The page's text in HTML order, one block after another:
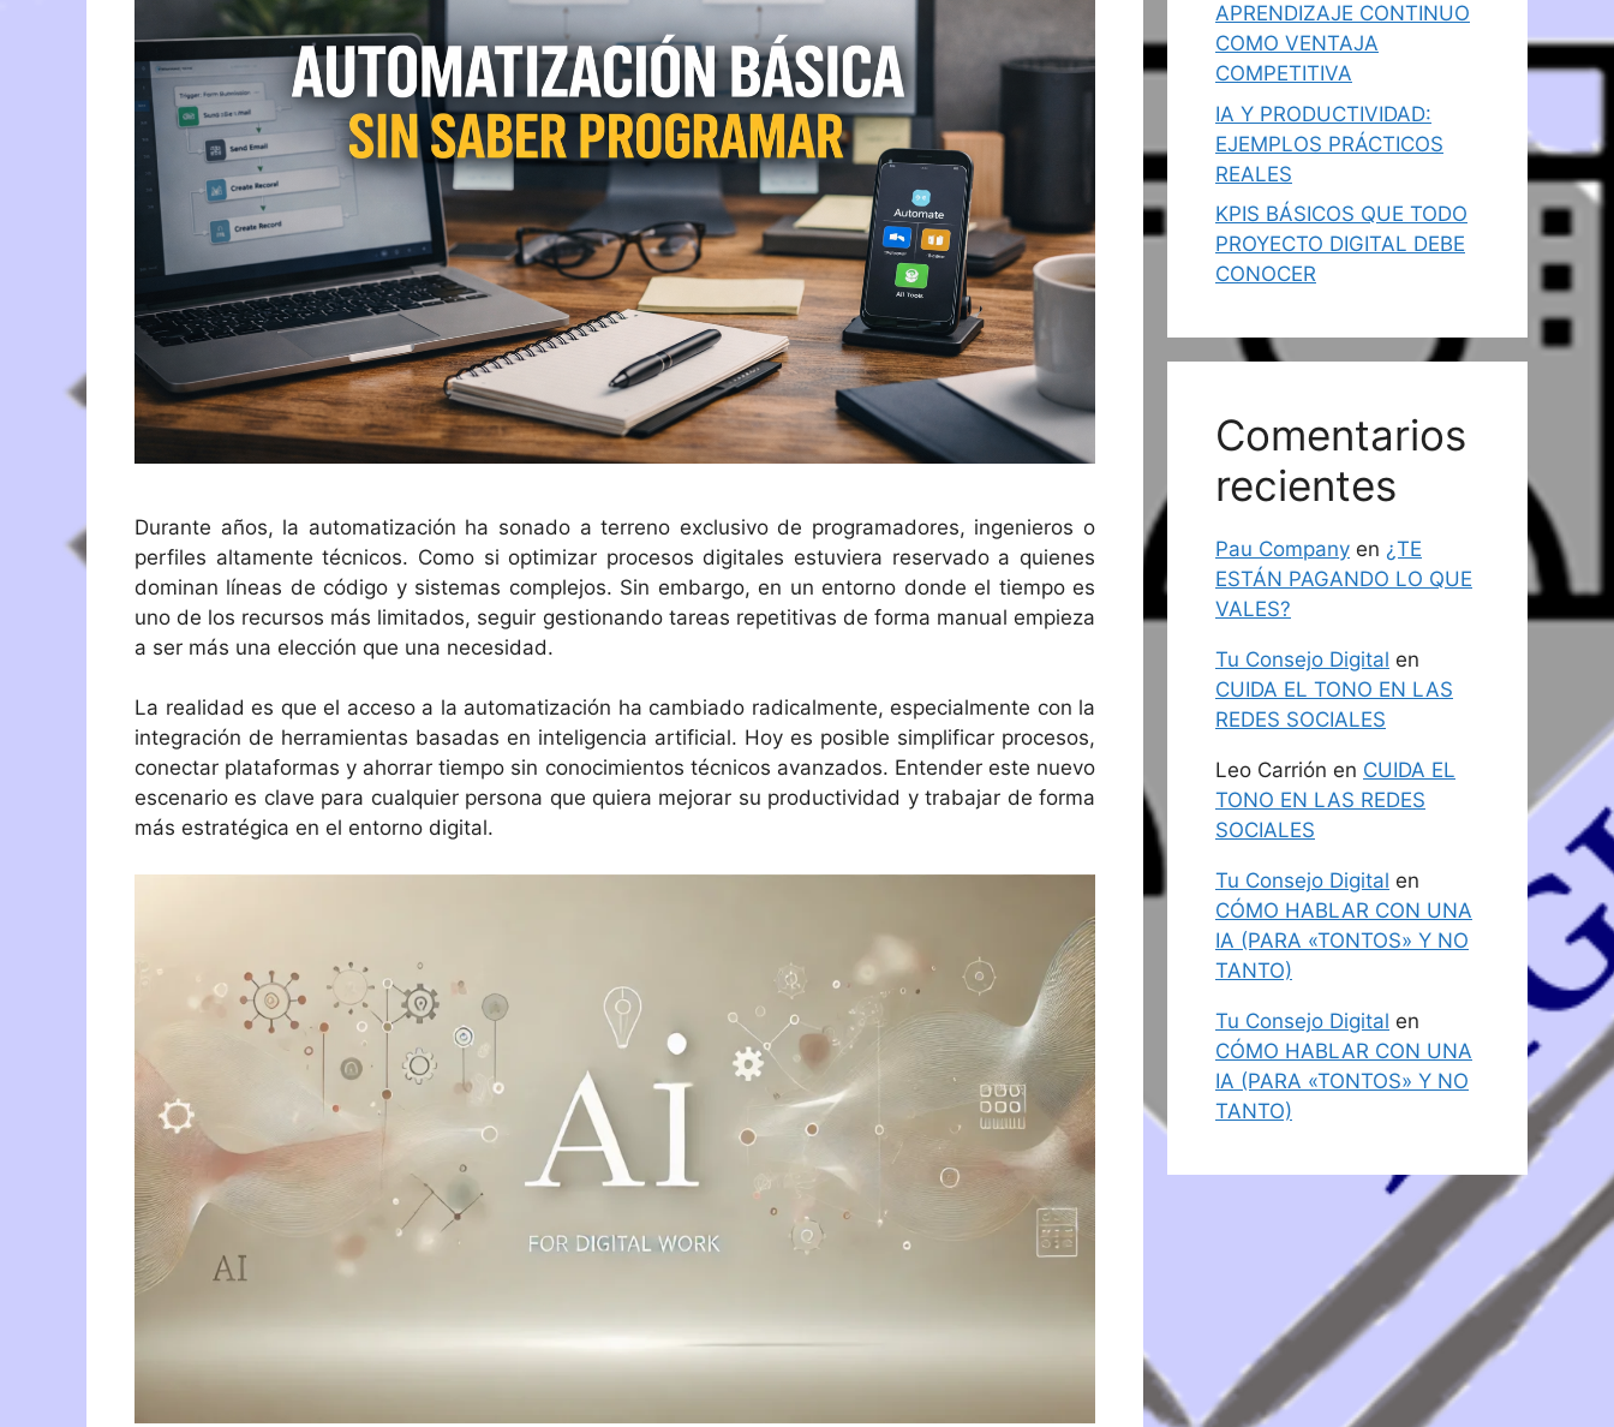
Durante años, la automatización ha sonado a terreno exclusivo de programadores, ingenieros o
perfiles altamente técnicos. Como si optimizar procesos digitales estuviera reservado a quienes
dominan líneas de código y sistemas complejos. Sin embargo, en un entorno donde el tiempo es
uno de los recursos más limitados, seguir gestionando tareas repetitivas de forma manual empieza
a ser más una elección que una necesidad.
La realidad es que el acceso a la automatización ha cambiado radicalmente, especialmente con la
integración de herramientas basadas en inteligencia artificial. Hoy es posible simplificar procesos,
conectar plataformas y ahorrar tiempo sin conocimientos técnicos avanzados. Entender este nuevo
escenario es clave para cualquier persona que quiera mejorar su productividad y trabajar de forma
más estratégica en el entorno digital.
APRENDIZAJE CONTINUO
COMO VENTAJA
COMPETITIVA
IA Y PRODUCTIVIDAD:
EJEMPLOS PRÁCTICOS
REALES
KPIS BÁSICOS QUE TODO
PROYECTO DIGITAL DEBE
CONOCER
Comentarios
recientes
Pau Company en ¿TE
ESTÁN PAGANDO LO QUE
VALES?
Tu Consejo Digital en
CUIDA EL TONO EN LAS
REDES SOCIALES
Leo Carrión en CUIDA EL
TONO EN LAS REDES
SOCIALES
Tu Consejo Digital en
CÓMO HABLAR CON UNA
IA (PARA «TONTOS» Y NO
TANTO)
Tu Consejo Digital en
CÓMO HABLAR CON UNA
IA (PARA «TONTOS» Y NO
TANTO)